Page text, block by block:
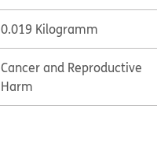
0.019 Kilogramm
Cancer and Reproductive
Harm